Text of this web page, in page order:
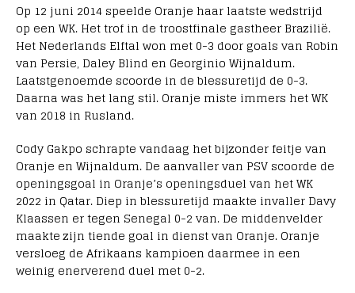
Op 12 juni 2014 speelde Oranje haar laatste wedstrijd
op een WK. Het trof in de troostfinale gastheer Brazilië.
Het Nederlands Elftal won met 0-3 door goals van Robin
van Persie, Daley Blind en Georginio Wijnaldum.
Laatstgenoemde scoorde in de blessuretijd de 0-3.
Daarna was het lang stil. Oranje miste immers het WK
van 2018 in Rusland.
Cody Gakpo schrapte vandaag het bijzonder feitje van
Oranje en Wijnaldum. De aanvaller van PSV scoorde de
openingsgoal in Oranje’s openingsduel van het WK
2022 in Qatar. Diep in blessuretijd maakte invaller Davy
Klaassen er tegen Senegal 0-2 van. De middenvelder
maakte zijn tiende goal in dienst van Oranje. Oranje
versloeg de Afrikaans kampioen daarmee in een
weinig enerverend duel met 0-2.